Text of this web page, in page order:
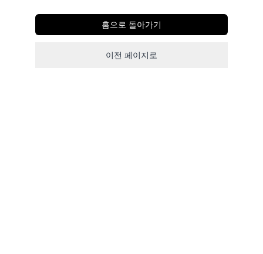
홈으로 돌아가기
이전 페이지로